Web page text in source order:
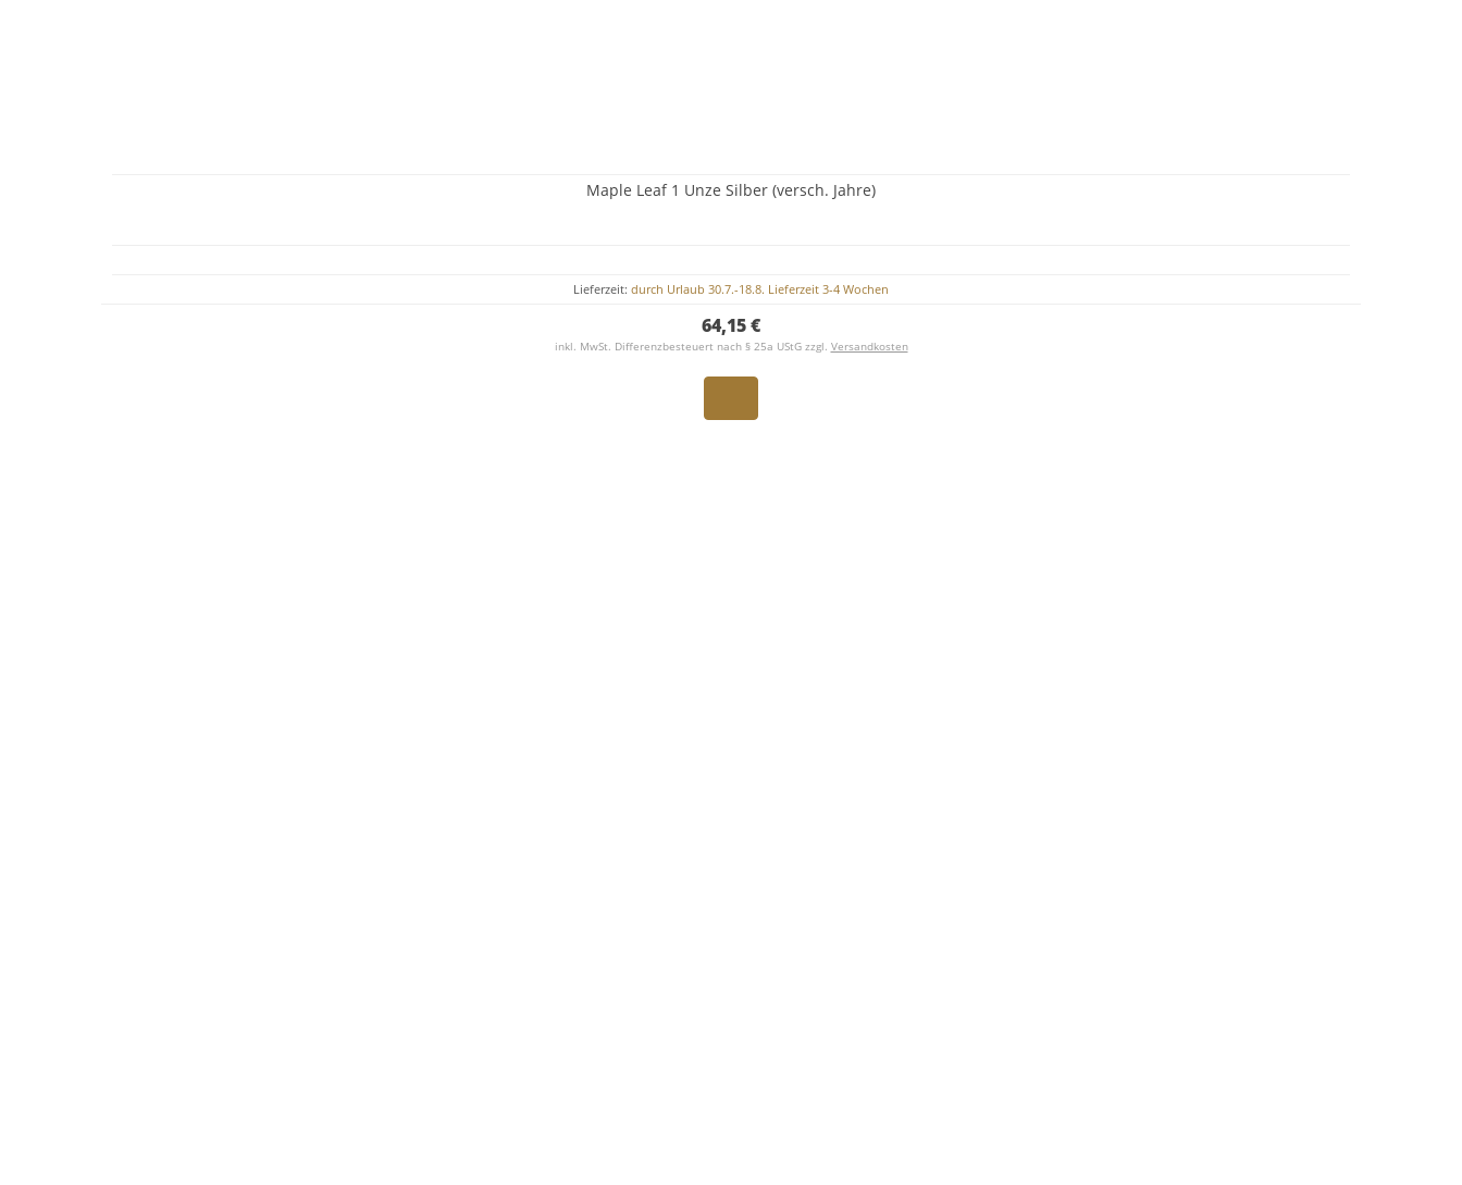
Maple Leaf 1 Unze Silber (versch. Jahre)
Lieferzeit: durch Urlaub 30.7.-18.8. Lieferzeit 3-4 Wochen
64,15 €
inkl. MwSt. Differenzbesteuert nach § 25a UStG zzgl. Versandkosten